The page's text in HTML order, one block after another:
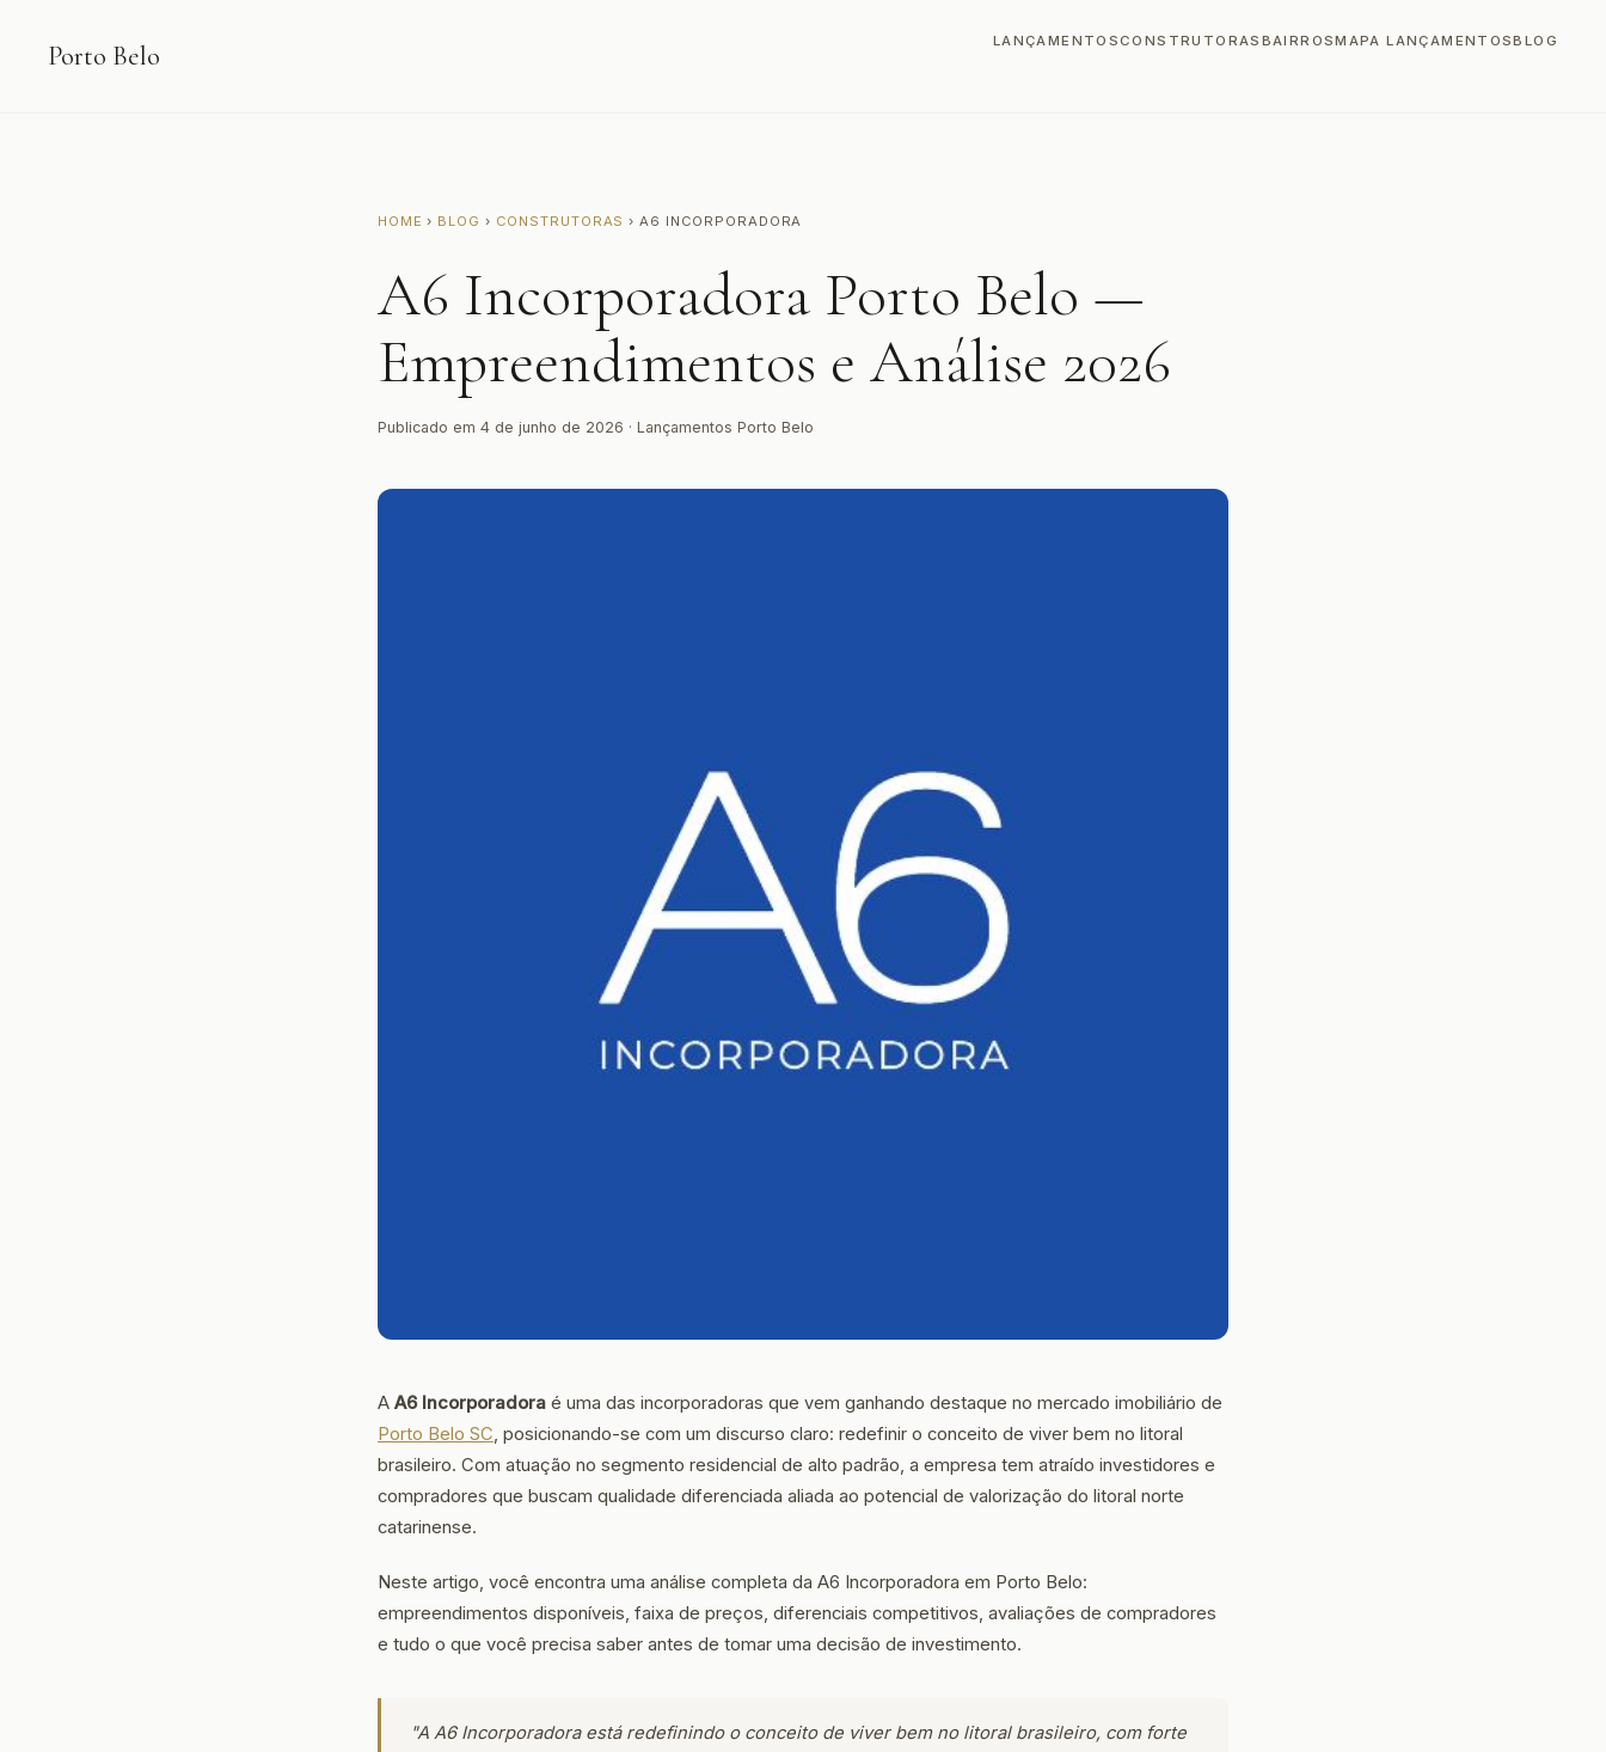
Porto Belo LANÇAMENTOSCONSTRUTORAS BAIRROSMAPA LANÇAMENTOSBLOG
HOME › BLOG › CONSTRUTORAS › A6 INCORPORADORA
A6 Incorporadora Porto Belo —
Empreendimentos e Análise 2026
Publicado em 4 de junho de 2026 · Lançamentos Porto Belo
A A6 Incorporadora é uma das incorporadoras que vem ganhando destaque no mercado imobiliário de
Porto Belo SC, posicionando-se com um discurso claro: redefinir o conceito de viver bem no litoral
brasileiro. Com atuação no segmento residencial de alto padrão, a empresa tem atraído investidores e
compradores que buscam qualidade diferenciada aliada ao potencial de valorização do litoral norte
catarinense.
Neste artigo, você encontra uma análise completa da A6 Incorporadora em Porto Belo:
empreendimentos disponíveis, faixa de preços, diferenciais competitivos, avaliações de compradores
e tudo o que você precisa saber antes de tomar uma decisão de investimento.
"A A6 Incorporadora está redefinindo o conceito de viver bem no litoral brasileiro, com forte